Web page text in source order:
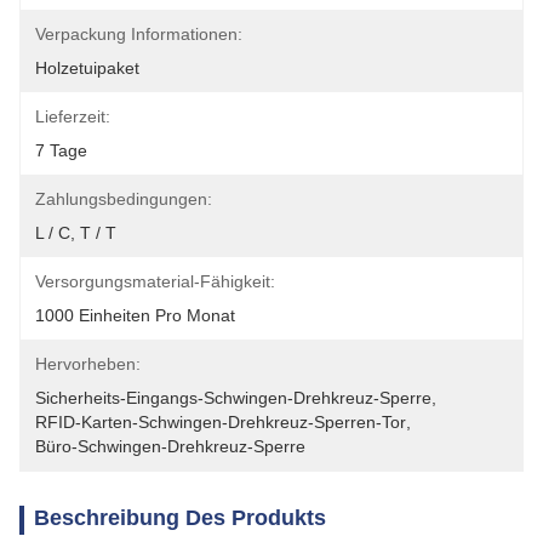
Verpackung Informationen:
Holzetuipaket
Lieferzeit:
7 Tage
Zahlungsbedingungen:
L / C, T / T
Versorgungsmaterial-Fähigkeit:
1000 Einheiten Pro Monat
Hervorheben:
Sicherheits-Eingangs-Schwingen-Drehkreuz-Sperre
RFID-Karten-Schwingen-Drehkreuz-Sperren-Tor
Büro-Schwingen-Drehkreuz-Sperre
Beschreibung Des Produkts